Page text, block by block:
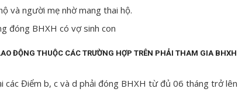
và người mẹ nhờ mang thai hộ.
đóng BHXH có vợ sinh con
ĐỘNG THUỘC CÁC TRƯỜNG HỢP TRÊN PHẢI THAM GIA BHXH
các Điểm b, c và d phải đóng BHXH từ đủ 06 tháng trở lên